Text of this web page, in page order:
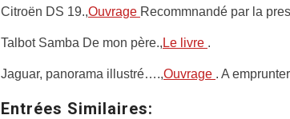
Citroën DS 19.,Ouvrage Recommnandé par la
Talbot Samba De mon père., Le livre .
Jaguar, panorama illustré….,Ouvrage . A
Entrées Similaires: